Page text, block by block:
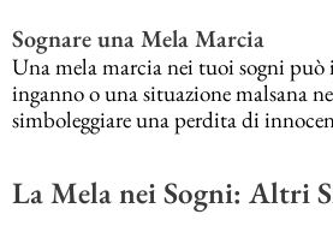
Sognare una Mela Marcia
Una mela marcia nei tuoi sogni può
inganno o una situazione malsana
simboleggiare una perdita di
La Mela nei Sogni: Altri